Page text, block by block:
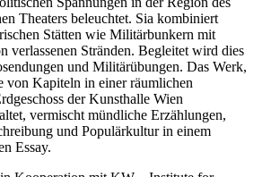
Theaters beleuchtet. Sia kombiniert
Stätten wie Militärbunkern mit
verlassenen Stränden. Begleitet wird dies
und Militärübungen. Das Werk,
von Kapiteln in einer räumlichen
der Kunsthalle Wien
vermischt mündliche Erzählungen,
und Populärkultur in einem
Essay.